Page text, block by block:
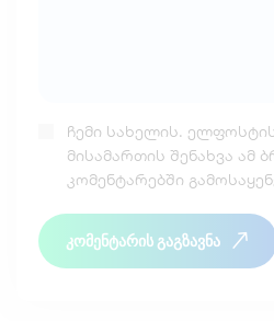
ჩემი სახელის.
მისამართის შენახვა ამ
კომენტარებში
კომენტარის გაგზავნა